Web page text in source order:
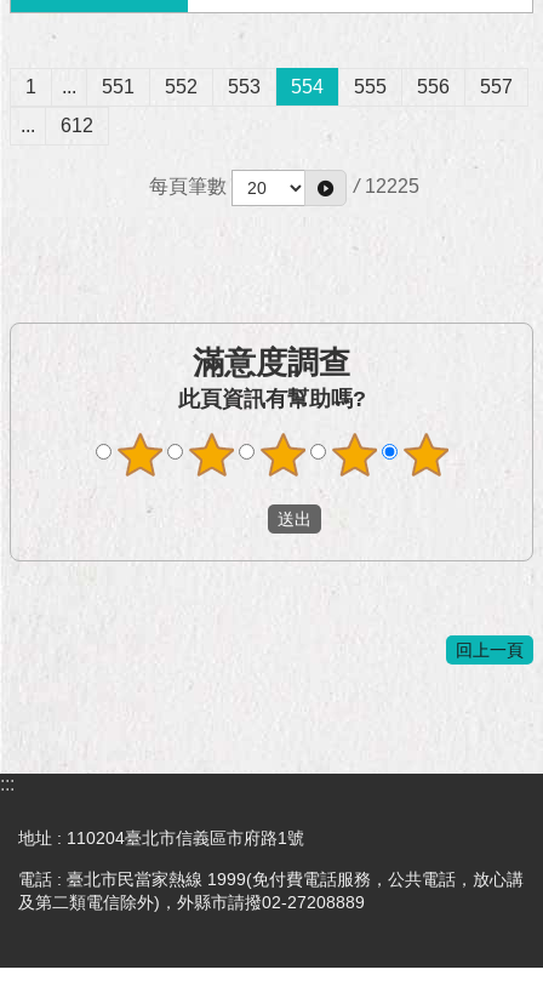
1 ... 551 552 553 554 555 556
557
...
612
每頁筆數 / 12225
滿意度調查
此頁資訊有幫助嗎?
回上一頁
:::
地址 : 110204臺北市信義區市府路1號
電話 : 臺北市民當家熱線 1999(免付費電話服務，公共電話，放心講
及第二類電信除外)，外縣市請撥02-27208889